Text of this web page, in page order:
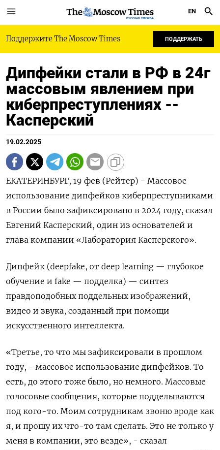
РУССКАЯ СЛУЖБА
EN
Поддержите The Moscow Times ПОДДЕРЖАТЬ
Дипфейки стали в РФ в 24г
массовым явлением при
киберпреступлениях --
Касперский
19.02.2025
ЕКАТЕРИНБУРГ, 19 фев (Рейтер) - Массовое
использование дипфейков киберпреступниками
в России было зафиксировано в 2024 году, сказал
Евгений Касперский, один из основателей и
глава компании «Лаборатория Касперского».
Дипфейк (deepfake, от deep learning — глубокое
обучение и fake — подделка) — синтез
правдоподобных поддельных изображений,
видео и звука, созданный при помощи
искусственного интеллекта.
«Третье, то что мы зафиксировали в прошлом
году, - массовое использование дипфейков. То
есть, до этого тоже было, но немного. Массовые
голосовые сообщения, которые подделываются
под кого-то. Моим сотрудникам звоню вроде как
я, и прошу их что-то там сделать. Это не только у
меня в компании, это везде», - сказал